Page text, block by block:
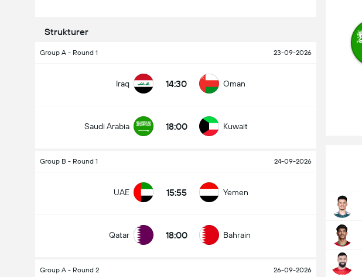
Strukturer
Group A - Round 1 23-09-2026
Iraq 14:30 Oman
Saudi Arabia 18:00 Kuwait
Group B - Round 1 24-09-2026
UAE 15:55 Yemen
Qatar 18:00 Bahrain
Group A - Round 2 26-09-2026